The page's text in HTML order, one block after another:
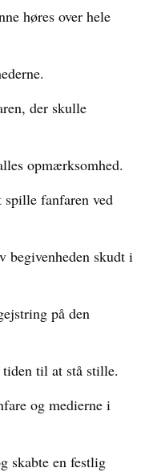
høres over hele
der skulle
opmærksomhed.
fanfaren ved
begivenheden skudt i
på den
til at stå stille.
og medierne i
skabte en festlig